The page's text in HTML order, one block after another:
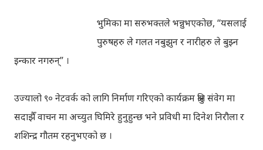
भुमिका मा सरुभक्तले भन्नुभएकोछ, “यसलाई
पुरुषहरु ले गलत नबुझुन र नारीहरु ले बुझ्न
इन्कार नगरुन्” ।
उज्यालो ९० नेटवर्क को लागि निर्माण गरिएको कार्यक्रम श्रुति संवेग मा
सदाझैँ वाचन मा अच्युत घिमिरे हुनुहुन्छ भने प्रविधी मा दिनेश निरौला र
शशिन्द्र गौतम रहनुभएको छ ।